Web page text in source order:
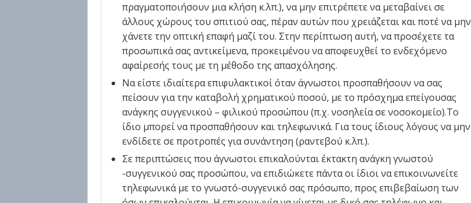
πραγματοποιήσουν μια κλήση κ.λπ.), να μην επιτρέπετε να μεταβαίνει σε
άλλους χώρους του σπιτιού σας, πέραν αυτών που χρειάζεται και ποτέ να μην
χάνετε την οπτική επαφή μαζί του. Στην περίπτωση αυτή, να προσέχετε τα
προσωπικά σας αντικείμενα, προκειμένου να αποφευχθεί το ενδεχόμενο
αφαίρεσής τους με τη μέθοδο της απασχόλησης.
Να είστε ιδιαίτερα επιφυλακτικοί όταν άγνωστοι προσπαθήσουν να σας
πείσουν για την καταβολή χρηματικού ποσού, με το πρόσχημα επείγουσας
ανάγκης συγγενικού – φιλικού προσώπου (π.χ. νοσηλεία σε νοσοκομείο).Το
ίδιο μπορεί να προσπαθήσουν και τηλεφωνικά. Για τους ίδιους λόγους να μην
ενδίδετε σε προτροπές για συνάντηση (ραντεβού κ.λπ.).
Σε περιπτώσεις που άγνωστοι επικαλούνται έκτακτη ανάγκη γνωστού
-συγγενικού σας προσώπου, να επιδιώκετε πάντα οι ίδιοι να επικοινωνείτε
τηλεφωνικά με το γνωστό-συγγενικό σας πρόσωπο, προς επιβεβαίωση των